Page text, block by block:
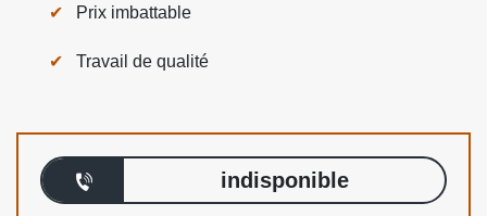
Prix imbattable
Travail de qualité
indisponible